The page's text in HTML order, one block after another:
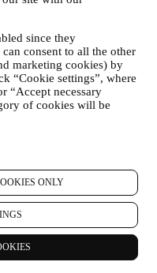
since they
consent to all the other
marketing cookies) by
“Cookie settings”, where
“Accept necessary
of cookies will be
ONLY